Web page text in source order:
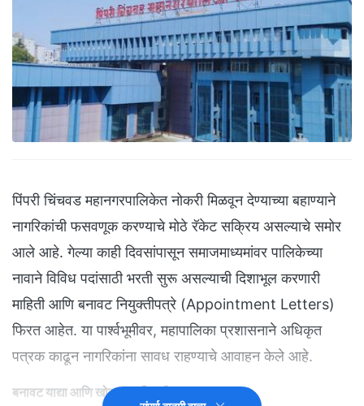
पिंपरी चिंचवड महानगरपालिकेत नोकरी मिळवून देण्याच्या बहाण्याने
नागरिकांची फसवणूक करण्याचे मोठे रॅकेट सक्रिय असल्याचे समोर
आले आहे. गेल्या काही दिवसांपासून समाजमाध्यमांवर पालिकेच्या
नावाने विविध पदांसाठी भरती सुरू असल्याची दिशाभूल करणारी
माहिती आणि बनावट नियुक्तीपत्रे (Appointment Letters)
फिरत आहेत. या पार्श्वभूमीवर, महापालिका प्रशासनाने अधिकृत
पत्रक काढून नागरिकांना सावध राहण्याचे आवाहन केले आहे.
बनावट याद्या आणि खोट्या जाहिराती